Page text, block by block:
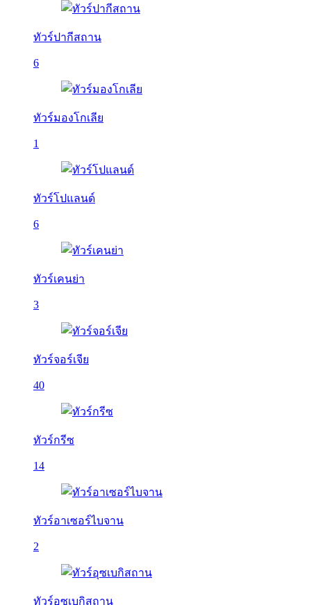
ทัวร์ปากีสถาน
6
ทัวร์มองโกเลีย
1
ทัวร์โปแลนด์
6
ทัวร์เคนย่า
3
ทัวร์จอร์เจีย
40
ทัวร์กรีซ
14
ทัวร์อาเซอร์ไบจาน
2
ทัวร์อุซเบกิสถาน